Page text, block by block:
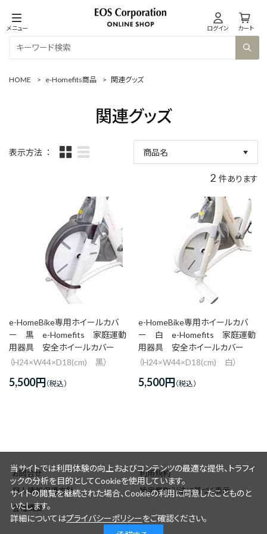
メニュー ログイン カート
HOME > e-Homefits商品 > 関連グッズ
関連グッズ
表示方法 商品名
価格(安い順)
価格(高い順)
2 件あります
e-HomeBike専用ホイールカバ
ー 黒 e-Homefits 家庭運動
用器具 安全ホイールカバー
（H24×W44×D18(cm) 黒）
5,500円
e-HomeBike専用ホイールカバ
ー 白 e-Homefits 家庭運動
用器具 安全ホイールカバー
（H24×W44×D18(cm) 白）
5,500円
お問合せ
利用規約
個人情報保護方針
特定商取引法に基づく表示
会社概要
当サイトでは利用体験の向上およびコンテンツの最適な提供、トラフィ
ックの分析を目的としてCookieを使用しています。
サイトの閲覧を継続された場合、Cookieの利用に同意したことものと
いたします。
詳細についてはプライバシーポリシーをご確認ください。